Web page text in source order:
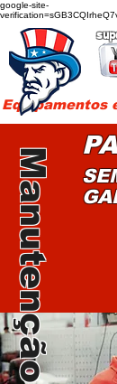
google-site-
Equipamentos
Manutenção Hilti